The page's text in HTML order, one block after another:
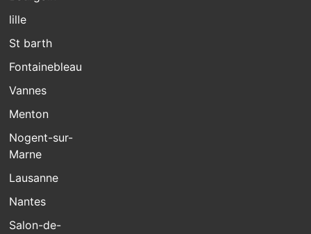
lille
St barth
Fontainebleau
Vannes
Menton
Nogent-sur-
Marne
Lausanne
Nantes
Salon-de-